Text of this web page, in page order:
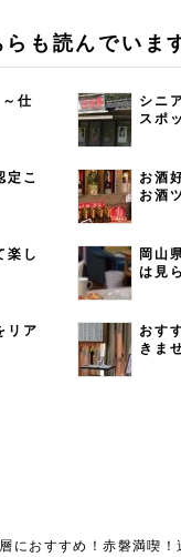
らも読んでいま
仕
シニ
スポ
定こ
お酒
お酒
楽し
岡山
は見
リア
おす
きま
におすすめ！赤磐満喫